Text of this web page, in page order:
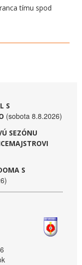
tímu spod
S
(sobota 8.8.2026)
SEZÓNU
S